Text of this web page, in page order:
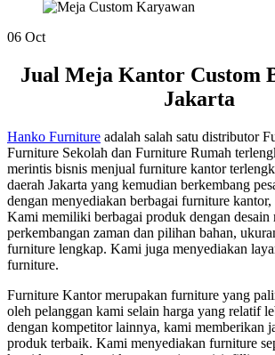
06 Oct
Jual Meja Kantor Custom
Jakarta
Hanko Furniture adalah salah satu distributor
Furniture Sekolah dan Furniture Rumah
merintis bisnis menjual furniture kantor
daerah Jakarta yang kemudian berkembang
dengan menyediakan berbagai furniture
Kami memiliki berbagai produk dengan desain
perkembangan zaman dan pilihan bahan,
furniture lengkap. Kami juga menyediakan
furniture.
Furniture Kantor merupakan furniture yang
oleh pelanggan kami selain harga yang relatif
dengan kompetitor lainnya, kami memberikan
produk terbaik. Kami menyediakan furniture